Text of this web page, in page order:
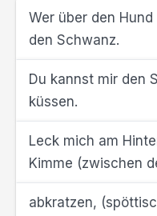
Wer über den
den Schwanz.
Du kannst mir den
küssen.
Leck mich am
Kimme (zwischen
abkratzen,